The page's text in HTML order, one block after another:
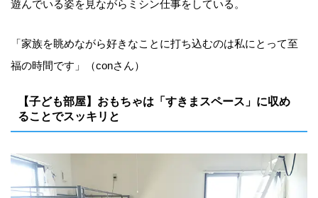
遊んでいる姿を見ながらミシン仕事をしている。
「家族を眺めながら好きなことに打ち込むのは私にとって至
福の時間です」（conさん）
【子ども部屋】おもちゃは「すきまスペース」に収め
ることでスッキリと